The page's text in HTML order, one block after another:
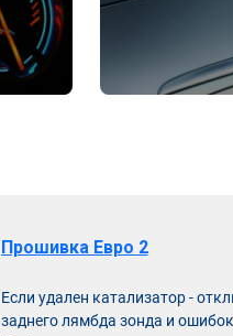
Прошивка Евро 2
Если удален катализатор -
заднего лямбда зонда и